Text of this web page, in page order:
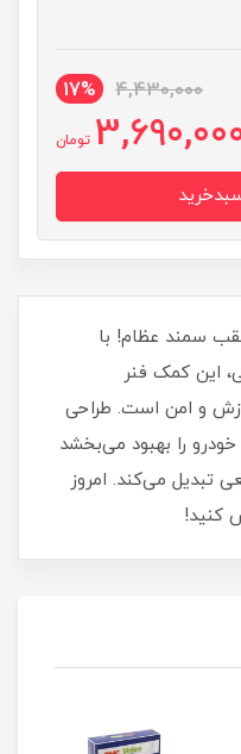
4,430,000
17%
تومان
سمند عظام! با
این کمک فنر
و امن است. طراحی
را بهبود می‌بخشد
تبدیل می‌کند. امروز
کنید!